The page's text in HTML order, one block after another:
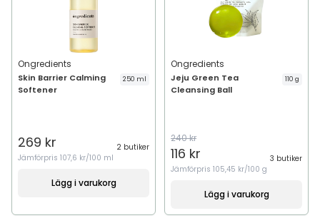
Ongredients
Skin Barrier Calming
Softener
250 ml
269 kr
2 butiker
Jämförpris 107,6 kr/100 ml
Lägg i varukorg
Ongredients
Jeju Green Tea
Cleansing Ball
110 g
240 kr
116 kr
3 butiker
Jämförpris 105,45 kr/100 g
Lägg i varukorg